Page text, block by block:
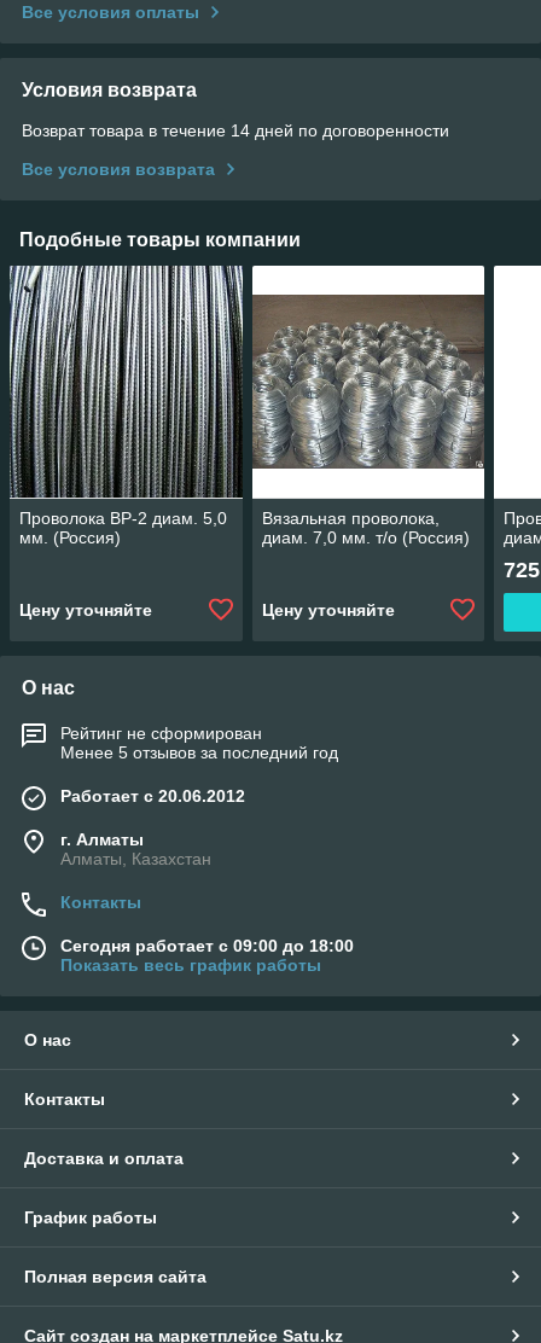
Все условия оплаты
Условия возврата
Возврат товара в течение 14 дней по договоренности
Все условия возврата
Подобные товары компании
Проволока ВР-2 диам. 5,0
мм. (Россия)
Цену уточняйте
Вязальная проволока,
диам. 7,0 мм. т/о (Россия)
Цену уточняйте
725
О нас
Рейтинг не сформирован
Менее 5 отзывов за последний год
Работает с 20.06.2012
г. Алматы
Алматы, Казахстан
Контакты
Сегодня работает с 09:00 до 18:00
Показать весь график работы
О нас
Контакты
Доставка и оплата
График работы
Полная версия сайта
Сайт создан на маркетплейсе Satu.kz